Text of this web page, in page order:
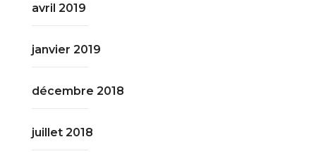
avril 2019
janvier 2019
décembre 2018
juillet 2018